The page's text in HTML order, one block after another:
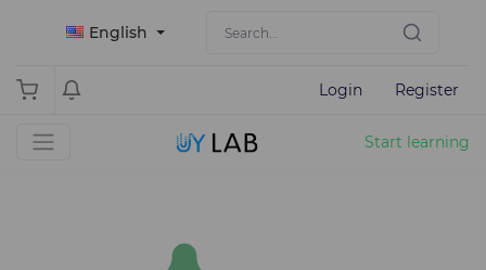
English
Login Register
Start learning